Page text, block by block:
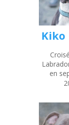
Kiko
en